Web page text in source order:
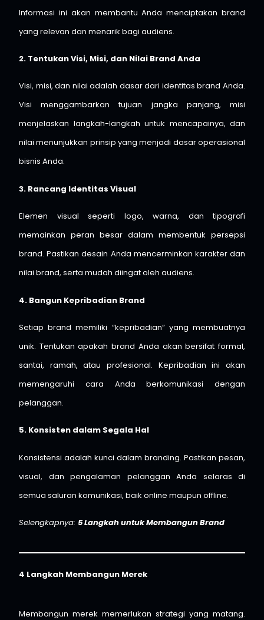
Informasi ini akan membantu Anda menciptakan brand
yang relevan dan menarik bagi audiens.
2. Tentukan Visi, Misi, dan Nilai Brand Anda
Visi, misi, dan nilai adalah dasar dari identitas brand Anda.
Visi menggambarkan tujuan jangka panjang, misi
menjelaskan langkah-langkah untuk mencapainya, dan
nilai menunjukkan prinsip yang menjadi dasar operasional
bisnis Anda.
3. Rancang Identitas Visual
Elemen visual seperti logo, warna, dan tipografi
memainkan peran besar dalam membentuk persepsi
brand. Pastikan desain Anda mencerminkan karakter dan
nilai brand, serta mudah diingat oleh audiens.
4. Bangun Kepribadian Brand
Setiap brand memiliki “kepribadian” yang membuatnya
unik. Tentukan apakah brand Anda akan bersifat formal,
santai, ramah, atau profesional. Kepribadian ini akan
memengaruhi cara Anda berkomunikasi dengan
pelanggan.
5. Konsisten dalam Segala Hal
Konsistensi adalah kunci dalam branding. Pastikan pesan,
visual, dan pengalaman pelanggan Anda selaras di
semua saluran komunikasi, baik online maupun offline.
Selengkapnya: 5 Langkah untuk Membangun Brand
4 Langkah Membangun Merek
Membangun merek memerlukan strategi yang matang.